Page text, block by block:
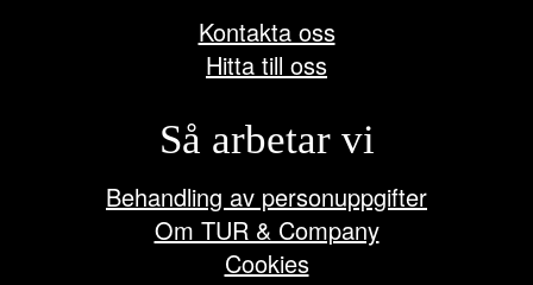
Kontakta oss
Hitta till oss
Så arbetar vi
Behandling av personuppgifter
Om TUR & Company
Cookies